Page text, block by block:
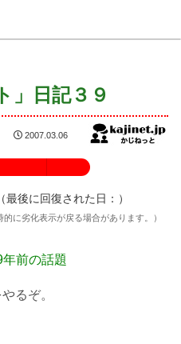
」日記３９
2007.03.06
（最後に回復された日： ）
に劣化表示が戻る場合があります。）
前の話題
るぞ。